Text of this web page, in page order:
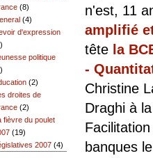
n'est, 11
amplifié
tête la
-
Christine
Draghi à
banques
(8)
(4)
d'expression
politique
(2)
droites de
(2)
fièvre du poulet
(19)
2007 (4)